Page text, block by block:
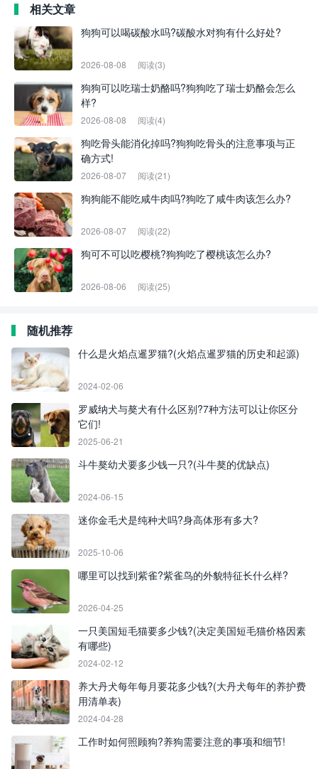
相关文章
狗狗可以喝碳酸水吗?碳酸水对狗有什么好处?
2026-08-08 阅读(3)
狗狗可以吃瑞士奶酪吗?狗狗吃了瑞士奶酪会怎么
样?
2026-08-08 阅读(4)
狗吃骨头能消化掉吗?狗狗吃骨头的注意事项与正
确方式!
2026-08-07 阅读(21)
狗狗能不能吃咸牛肉吗?狗吃了咸牛肉该怎么办?
2026-08-07 阅读(22)
狗可不可以吃樱桃?狗狗吃了樱桃该怎么办?
2026-08-06 阅读(25)
随机推荐
什么是火焰点暹罗猫?(火焰点暹罗猫的历史和起源)
2024-02-06
罗威纳犬与獒犬有什么区别?7种方法可以让你区分
它们!
2025-06-21
斗牛獒幼犬要多少钱一只?(斗牛獒的优缺点)
2024-06-15
迷你金毛犬是纯种犬吗?身高体形有多大?
2025-10-06
哪里可以找到紫雀?紫雀鸟的外貌特征长什么样?
2026-04-25
一只美国短毛猫要多少钱?(决定美国短毛猫价格因素
有哪些)
2024-02-12
养大丹犬每年每月要花多少钱?(大丹犬每年的养护费
用清单表)
2024-04-28
工作时如何照顾狗?养狗需要注意的事项和细节!